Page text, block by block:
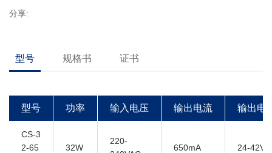
分享:
型号 规格书 证书
型号 功率 输入电压 输出电流 输出电
CS-3
2-65
32W
220-
650mA 24-42V